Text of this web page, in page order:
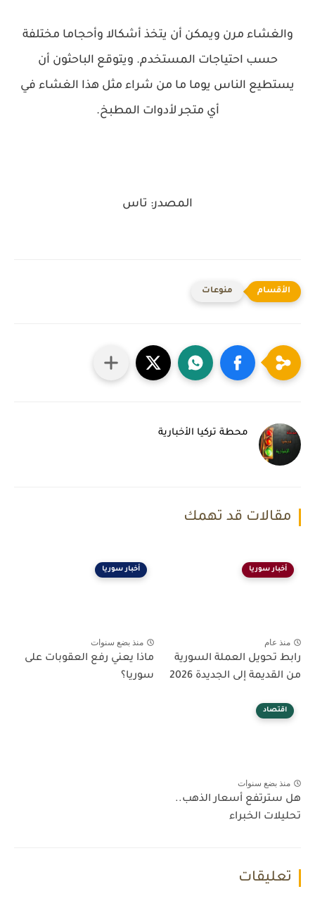
والغشاء مرن ويمكن أن يتخذ أشكالا وأحجاما مختلفة
حسب احتياجات المستخدم. ويتوقع الباحثون أن
يستطيع الناس يوما ما من شراء مثل هذا الغشاء في
أي متجر لأدوات المطبخ.
المصدر: تاس
منوعات
محطة تركيا الأخبارية
مقالات قد تهمك
أخبار سوريا
منذ عام
رابط تحويل العملة السورية
من القديمة إلى الجديدة 2026
أخبار سوريا
منذ بضع سنوات
ماذا يعني رفع العقوبات على
سوريا؟
اقتصاد
منذ بضع سنوات
هل سترتفع أسعار الذهب..
تحليلات الخبراء
تعليقات